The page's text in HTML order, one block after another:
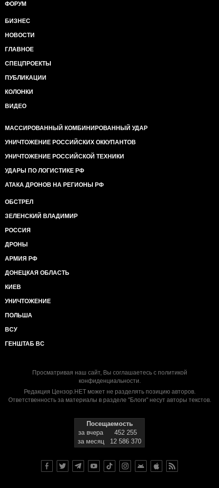
ФОРУМ
БИЗНЕС
НОВОСТИ
ГЛАВНОЕ
СПЕЦПРОЕКТЫ
ПУБЛИКАЦИИ
КОЛОНКИ
ВИДЕО
МАССИРОВАННЫЙ КОМБИНИРОВАННЫЙ УДАР
УНИЧТОЖЕНИЕ РОССИЙСКИХ ОККУПАНТОВ
УНИЧТОЖЕНИЕ РОССИЙСКОЙ ТЕХНИКИ
УДАРЫ ПО ЛОГИСТИКЕ РФ
АТАКА ДРОНОВ НА РЕГИОНЫ РФ
ОБСТРЕЛ
ЗЕЛЕНСКИЙ ВЛАДИМИР
РОССИЯ
ДРОНЫ
АРМИЯ РФ
ДОНЕЦКАЯ ОБЛАСТЬ
КИЕВ
УНИЧТОЖЕНИЕ
ПОЛЬША
ВСУ
ГЕНШТАБ ВС
Просматривая наш сайт, Вы соглашаетесь с политикой
конфиденциальности.
Редакция Цензор.НЕТ может не разделять позицию авторов.
Ответственность за материалы в разделе "Блоги" несут авторы текстов.
Посещаемость
за вчера
452 255
за месяц
12 586 370